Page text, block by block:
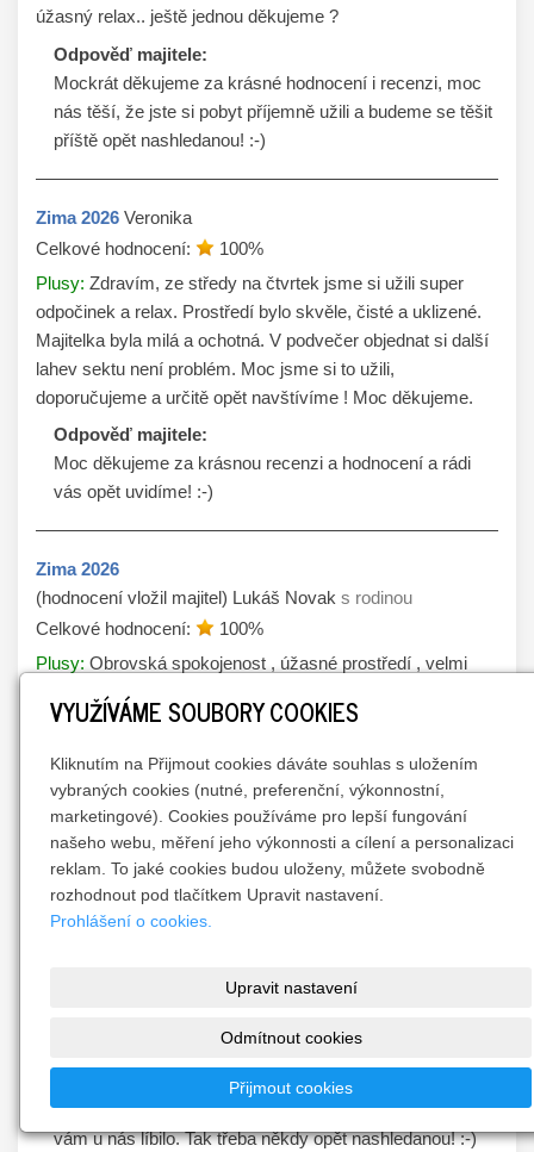
úžasný relax.. ještě jednou děkujeme ?
Odpověď majitele:
Mockrát děkujeme za krásné hodnocení i recenzi, moc
nás těší, že jste si pobyt příjemně užili a budeme se těšit
příště opět nashledanou! :-)
Zima 2026 Veronika
Celkové hodnocení:
100%
Plusy: Zdravím, ze středy na čtvrtek jsme si užili super
odpočinek a relax. Prostředí bylo skvěle, čisté a uklizené.
Majitelka byla milá a ochotná. V podvečer objednat si další
lahev sektu není problém. Moc jsme si to užili,
doporučujeme a určitě opět navštívíme ! Moc děkujeme.
Odpověď majitele:
Moc děkujeme za krásnou recenzi a hodnocení a rádi
vás opět uvidíme! :-)
Zima 2026
(hodnocení vložil majitel) Lukáš Novak s rodinou
Celkové hodnocení:
100%
Plusy: Obrovská spokojenost , úžasné prostředí , velmi
příjemná paní majitelka . Úžasný pobyt , a skvělá snídaně .
Za nás prostě 100% . Děkujeme a určitě se vrátíme . ?
Odpověď majitele:
Mockrát děkujeme za krásnou recenzi a hodnocení!
Jsme rádi, že se vám u nás líbilo a budeme se těšit
příště opět nashledanou! :-)
Zima 2026 Kateřina Bernartova
Naprosto úžasný wellness, velmi milá majitelka,
Děkujeme za krásnou recenzi a moc nás těší, že se
vám u nás líbilo. Tak třeba někdy opět nashledanou! :-)
VYUŽÍVÁME SOUBORY COOKIES
Kliknutím na Přijmout cookies dáváte souhlas s uložením
vybraných cookies (nutné, preferenční, výkonnostní,
marketingové). Cookies používáme pro lepší fungování
našeho webu, měření jeho výkonnosti a cílení a personalizaci
reklam. To jaké cookies budou uloženy, můžete svobodně
rozhodnout pod tlačítkem Upravit nastavení.
Prohlášení o cookies.
Upravit nastavení
Odmítnout cookies
Přijmout cookies